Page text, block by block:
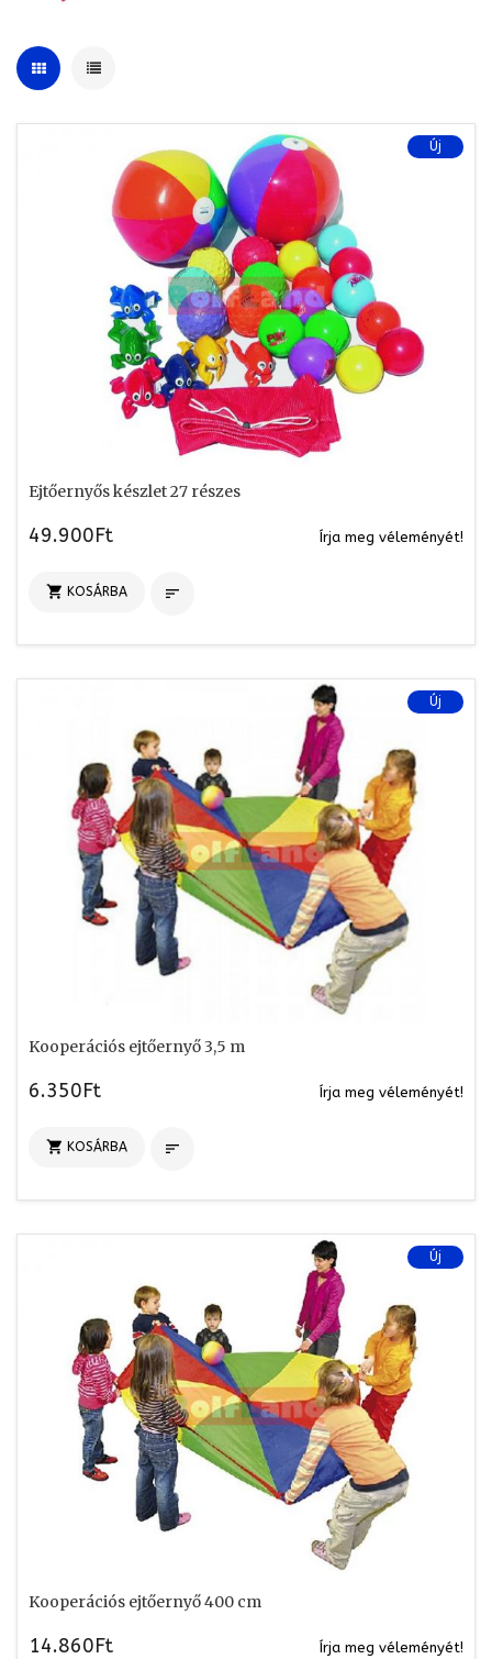
Új
Ejtőernyős készlet 27 részes
49.900Ft Írja meg véleményét!
 KOSÁRBA 
Új
Kooperációs ejtőernyő 3,5 m
6.350Ft Írja meg véleményét!
 KOSÁRBA 
Új
Kooperációs ejtőernyő 400 cm
14.860Ft Írja meg véleményét!